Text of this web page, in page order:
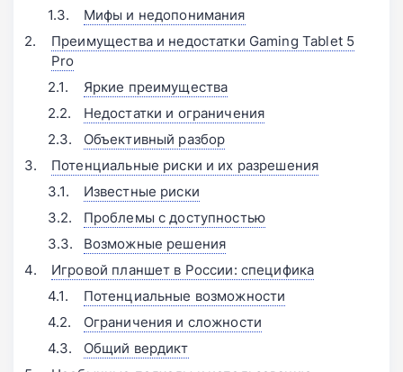
Мифы и недопонимания
Преимущества и недостатки Gaming Tablet 5
Pro
Яркие преимущества
Недостатки и ограничения
Объективный разбор
Потенциальные риски и их разрешения
Известные риски
Проблемы с доступностью
Возможные решения
Игровой планшет в России: специфика
Потенциальные возможности
Ограничения и сложности
Общий вердикт